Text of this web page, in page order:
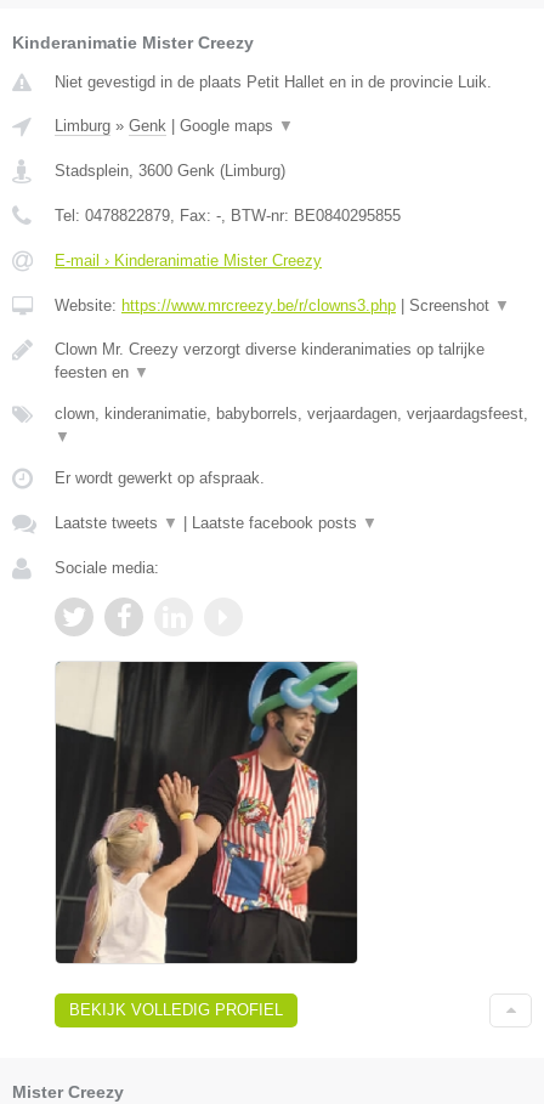
Kinderanimatie Mister Creezy
Niet gevestigd in de plaats Petit Hallet en in de provincie Luik.
Limburg » Genk Google maps ▼
Stadsplein, 3600 Genk (Limburg)
Tel: 0478822879, Fax: -, BTW-nr: BE0840295855
E-mail › Kinderanimatie Mister Creezy
Website: https://www.mrcreezy.be/r/clowns3.php Screenshot ▼
Clown Mr. Creezy verzorgt diverse kinderanimaties op talrijke
feesten en ▼
clown, kinderanimatie, babyborrels, verjaardagen, verjaardagsfeest,
▼
Er wordt gewerkt op afspraak.
Laatste tweets ▼ Laatste facebook posts ▼
Sociale media:
BEKIJK VOLLEDIG PROFIEL
Mister Creezy